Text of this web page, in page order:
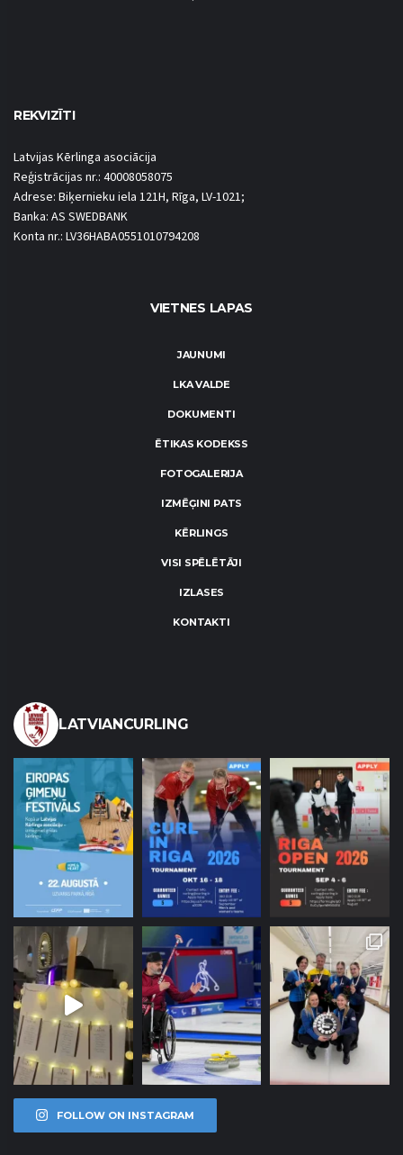
REKVIZĪTI
Latvijas Kērlinga asociācija
Reģistrācijas nr.: 40008058075
Adrese: Biķernieku iela 121H, Rīga, LV-1021;
Banka: AS SWEDBANK
Konta nr.: LV36HABA0551010794208
VIETNES LAPAS
JAUNUMI
LKA VALDE
DOKUMENTI
ĒTIKAS KODEKSS
FOTOGALERIJA
IZMĒĢINI PATS
KĒRLINGS
VISI SPĒLĒTĀJI
IZLASES
KONTAKTI
LATVIANCURLING
FOLLOW ON INSTAGRAM